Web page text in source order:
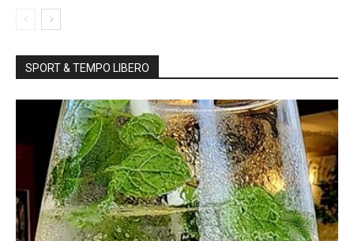
SPORT & TEMPO LIBERO